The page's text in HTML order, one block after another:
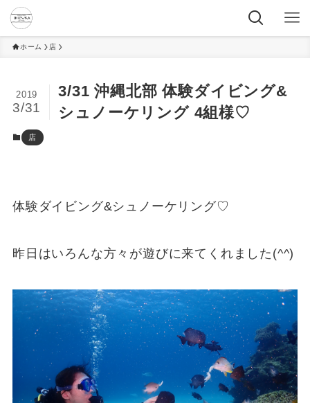
ホーム 店
3/31 沖縄北部 体験ダイビング&
シュノーケリング 4組様♡
2019
3/31
店
体験ダイビング&シュノーケリング♡
昨日はいろんな方々が遊びに来てくれました(^^)